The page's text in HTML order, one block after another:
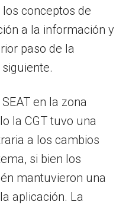
conceptos de
a la información y
paso de la
en la zona
la CGT tuvo una
a los cambios
si bien los
mantuvieron una
aplicación. La